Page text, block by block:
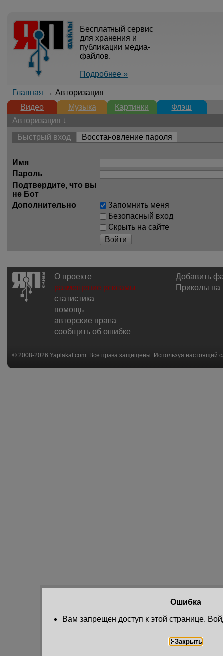
Бесплатный сервис
для хранения и
публикации медиа-
файлов.
Подробнее »
Главная → Авторизация
Видео
Музыка Картинки
Флэш
Авторизация ↓
Быстрый вход
Восстановление пароля
Имя
Пароль
Подтвердите, что вы
не Бот
Дополнительно
Запомнить меня
Безопасный вход
Скрыть на сайте
Войти
О проекте
размещение рекламы
статистика
помощь
авторские права
сообщить об ошибке
Добавить
Приколы
© 2008-2026 Yaplakal.com . Все права защищены. Используя настоящий
соглашения.
Ошибка
Вам запрещен доступ к этой странице.